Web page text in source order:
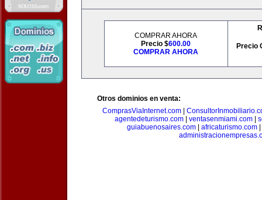
COMPRAR AHORA
Precio $600.00
COMPRAR AHORA
Precio
Otros dominios en venta:
ComprasViaInternet.com
agentedeturismo.com| ventasenmiami.com|
guiabuenosaires.com
africaturismo.com